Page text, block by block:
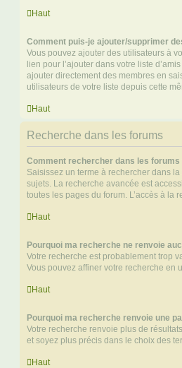
Haut
Comment puis-je ajouter/supprimer
Vous pouvez ajouter des utilisateurs à
lien pour l’ajouter dans votre liste
ajouter directement des membres en
utilisateurs de votre liste depuis cette
Haut
Recherche dans les forums
Comment rechercher dans les forums
Saisissez un terme à rechercher dans
sujets. La recherche avancée est
toutes les pages du forum. L’accès à
Haut
Pourquoi ma recherche ne renvoie
Votre recherche est probablement trop
Vous pouvez affiner votre recherche en
Haut
Pourquoi ma recherche renvoie une
Votre recherche renvoie plus de
et soyez plus précis dans le choix des
Haut